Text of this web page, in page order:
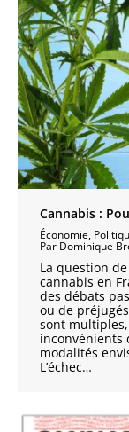
Cannabis :
Économie,
Par Dominique
La question
cannabis en
des débats
ou de
sont multiples,
inconvénients
modalités
L’échec…